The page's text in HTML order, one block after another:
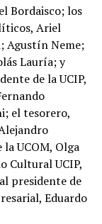
Bordaisco; los
Ariel
Agustín Neme;
Lauría; y
de la UCIP,
el tesorero,
UCOM, Olga
Cultural UCIP,
presidente de
Eduardo